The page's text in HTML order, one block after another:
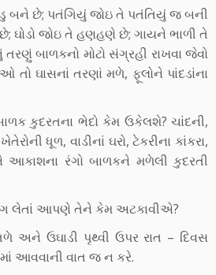
બને છે; પતંગિયું જોઇ તે પતંતિયું જ બની
ઘોડો જોઇ તે હણહણે છે; ગાયને ભાળી તે
બાળકનો મોટો સંગ્રહી રાખવા જેવો
તો ઘાસનાં તરણાં મળે, ફૂલોને પાંદડાંના
કુદરતના ભેદો કેમ ઉકેલશે? ચાંદની,
ધૂળ, વાડીનાં ઘરો, ટેકરીના કાંકરા,
આકાશના રંગો બાળકને મળેલી કુદરતી
લેતાં આપણે તેને કેમ અટકાવીએ?
અને ઉઘાડી પૃથ્વી ઉપર રાત – દિવસ
આવવાની વાત જ ન કરે.